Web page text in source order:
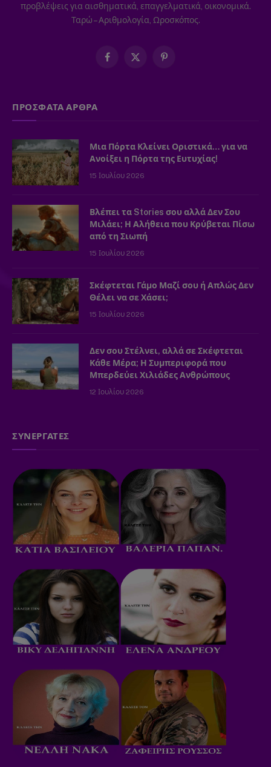
προβλέψεις για αισθηματικά, επαγγελματικά, οικονομικά.
Ταρώ – Αριθμολογία, Ωροσκόπος.
Facebook
X
Pinterest
ΠΡΟΣΦΑΤΑ ΑΡΘΡΑ
Μια Πόρτα Κλείνει Οριστικά… για να
Ανοίξει η Πόρτα της Ευτυχίας!
15 Ιουλίου 2026
Βλέπει τα Stories σου αλλά Δεν Σου
Μιλάει; Η Αλήθεια που Κρύβεται Πίσω
από τη Σιωπή
15 Ιουλίου 2026
Σκέφτεται Γάμο Μαζί σου ή Απλώς Δεν
Θέλει να σε Χάσει;
15 Ιουλίου 2026
Δεν σου Στέλνει, αλλά σε Σκέφτεται
Κάθε Μέρα; Η Συμπεριφορά που
Μπερδεύει Χιλιάδες Ανθρώπους
12 Ιουλίου 2026
ΣΥΝΕΡΓΑΤΕΣ